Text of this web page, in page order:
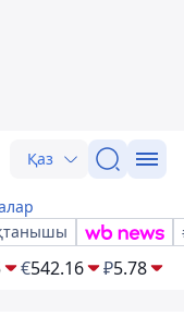
Қаз
€542.16 ₽5.78